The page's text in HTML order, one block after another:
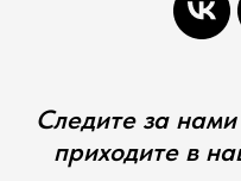
Следите за
приходите в